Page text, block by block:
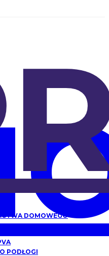
DOMOWEGO
PODŁOGI